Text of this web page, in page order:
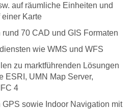
auf räumliche Einheiten und
Karte
70 CAD und GIS Formaten
wie WMS und WFS
zu marktführenden Lösungen
ESRI, UMN Map Server,
4
GPS sowie Indoor Navigation mit